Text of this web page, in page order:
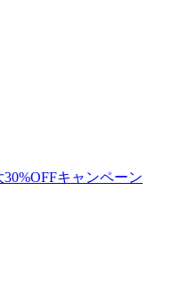
30%OFFキャンペーン